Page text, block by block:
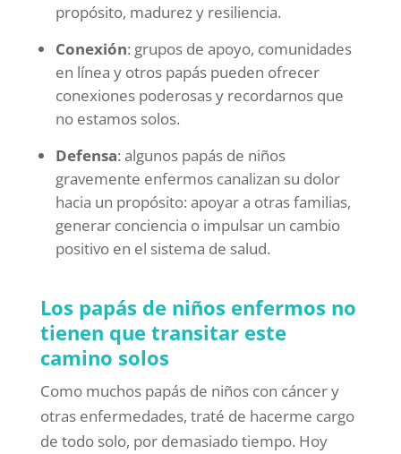
propósito, madurez y resiliencia.
Conexión: grupos de apoyo, comunidades
en línea y otros papás pueden ofrecer
conexiones poderosas y recordarnos que
no estamos solos.
Defensa: algunos papás de niños
gravemente enfermos canalizan su dolor
hacia un propósito: apoyar a otras familias,
generar conciencia o impulsar un cambio
positivo en el sistema de salud.
Los papás de niños enfermos no
tienen que transitar este
camino solos
Como muchos papás de niños con cáncer y
otras enfermedades, traté de hacerme cargo
de todo solo, por demasiado tiempo. Hoy